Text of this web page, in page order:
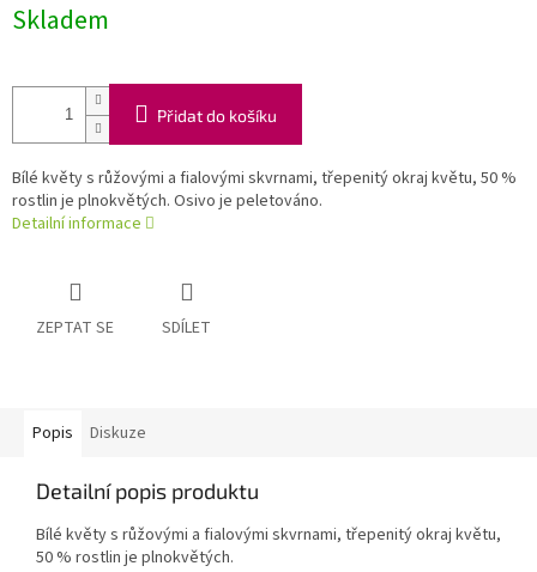
cena:
Skladem
Přidat do košíku
Bílé květy s růžovými a fialovými skvrnami, třepenitý okraj květu, 50 %
rostlin je plnokvětých. Osivo je peletováno.
Detailní informace
ZEPTAT SE SDÍLET
Popis Diskuze
Detailní popis produktu
Bílé květy s růžovými a fialovými skvrnami, třepenitý okraj květu,
50 % rostlin je plnokvětých.